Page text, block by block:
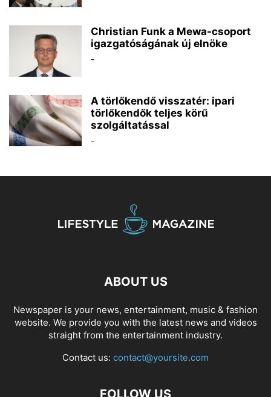
Christian Funk a Mewa-csoport
igazgatóságának új elnöke
-
A törlőkendő visszatér: ipari
törlőkendők teljes körű
szolgáltatással
-
ABOUT US
Newspaper is your news, entertainment, music & fashion
website. We provide you with the latest news and videos
straight from the entertainment industry.
Contact us: contact@yoursite.com
FOLLOW US